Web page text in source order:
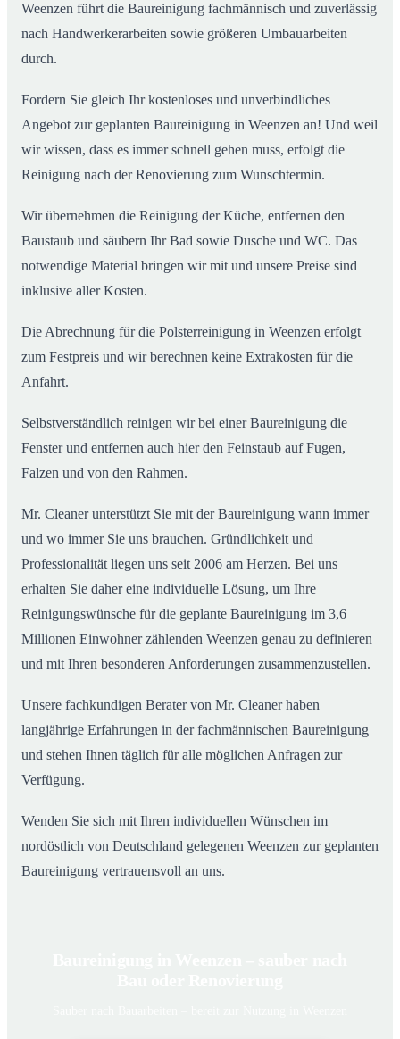
Weenzen führt die Baureinigung fachmännisch und zuverlässig
nach Handwerkerarbeiten sowie größeren Umbauarbeiten
durch.
Fordern Sie gleich Ihr kostenloses und unverbindliches
Angebot zur geplanten Baureinigung in Weenzen an! Und weil
wir wissen, dass es immer schnell gehen muss, erfolgt die
Reinigung nach der Renovierung zum Wunschtermin.
Wir übernehmen die Reinigung der Küche, entfernen den
Baustaub und säubern Ihr Bad sowie Dusche und WC. Das
notwendige Material bringen wir mit und unsere Preise sind
inklusive aller Kosten.
Die Abrechnung für die Polsterreinigung in Weenzen erfolgt
zum Festpreis und wir berechnen keine Extrakosten für die
Anfahrt.
Selbstverständlich reinigen wir bei einer Baureinigung die
Fenster und entfernen auch hier den Feinstaub auf Fugen,
Falzen und von den Rahmen.
Mr. Cleaner unterstützt Sie mit der Baureinigung wann immer
und wo immer Sie uns brauchen. Gründlichkeit und
Professionalität liegen uns seit 2006 am Herzen. Bei uns
erhalten Sie daher eine individuelle Lösung, um Ihre
Reinigungswünsche für die geplante Baureinigung im 3,6
Millionen Einwohner zählenden Weenzen genau zu definieren
und mit Ihren besonderen Anforderungen zusammenzustellen.
Unsere fachkundigen Berater von Mr. Cleaner haben
langjährige Erfahrungen in der fachmännischen Baureinigung
und stehen Ihnen täglich für alle möglichen Anfragen zur
Verfügung.
Wenden Sie sich mit Ihren individuellen Wünschen im
nordöstlich von Deutschland gelegenen Weenzen zur geplanten
Baureinigung vertrauensvoll an uns.